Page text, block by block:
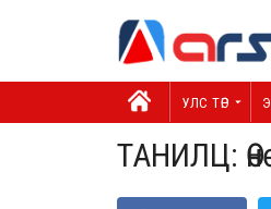
УЛС ТӨР
ТАНИЛЦ: